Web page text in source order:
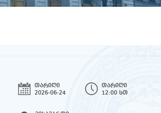
თარიღი
2026-06-24
თარიღი
12:00 სთ